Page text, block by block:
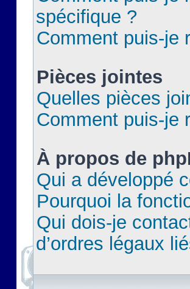
spécifique ?
Comment puis-je
Pièces jointes
Quelles pièces
Comment puis-je
À propos de
Qui a développé
Pourquoi la
Qui dois-je
d’ordres légaux